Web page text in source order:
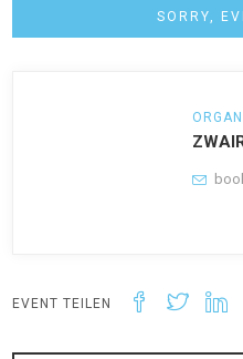
SORRY,
EVENT TEILEN